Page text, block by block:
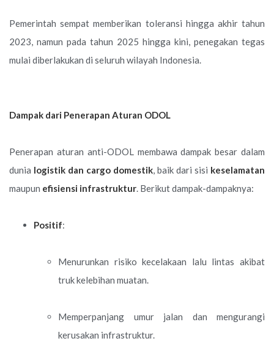
Pemerintah sempat memberikan toleransi hingga akhir tahun
2023, namun pada tahun 2025 hingga kini, penegakan tegas
mulai diberlakukan di seluruh wilayah Indonesia.
Dampak dari Penerapan Aturan ODOL
Penerapan aturan anti-ODOL membawa dampak besar dalam
dunia logistik dan cargo domestik, baik dari sisi keselamatan
maupun efisiensi infrastruktur. Berikut dampak-dampaknya:
Positif:
Menurunkan risiko kecelakaan lalu lintas akibat
truk kelebihan muatan.
Memperpanjang umur jalan dan mengurangi
kerusakan infrastruktur.